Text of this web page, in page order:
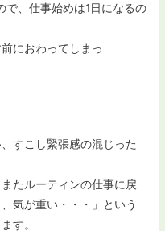
で、仕事始めは1日になるの
におわってしまっ
すこし緊張感の混じった
たルーティンの仕事に戻
気が重い・・・」という
す。